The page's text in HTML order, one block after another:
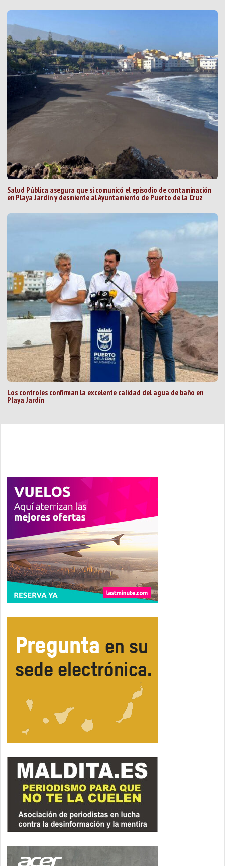
Salud Pública asegura que si comunicó el episodio de contaminación
en Playa Jardín y desmiente al Ayuntamiento de Puerto de la Cruz
Los controles confirman la excelente calidad del agua de baño en
Playa Jardín